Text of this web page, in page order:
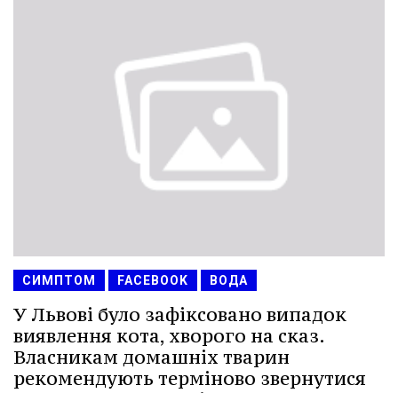
СИМПТОМ FACEBOOK ВОДА
У Львові було зафіксовано випадок
виявлення кота, хворого на сказ.
Власникам домашніх тварин
рекомендують терміново звернутися